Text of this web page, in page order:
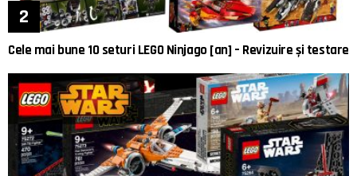
Cele mai bune 10 seturi LEGO Ninjago [an] – Revizuire și testare